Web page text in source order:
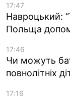
17:47
Навроцький:
Польща
17:46
Чи можуть
повнолітніх
17:16